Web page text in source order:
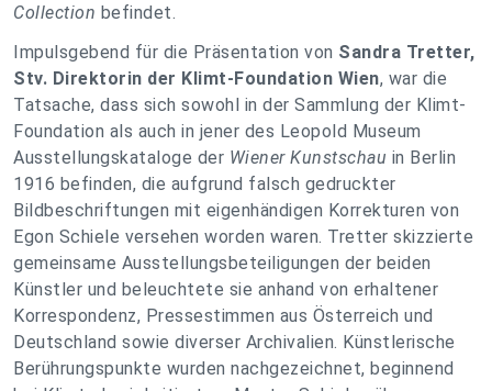
Collection befindet.
Impulsgebend für die Präsentation von Sandra Tretter,
Stv. Direktorin der Klimt-Foundation Wien, war die
Tatsache, dass sich sowohl in der Sammlung der Klimt-
Foundation als auch in jener des Leopold Museum
Ausstellungskataloge der Wiener Kunstschau in Berlin
1916 befinden, die aufgrund falsch gedruckter
Bildbeschriftungen mit eigenhändigen Korrekturen von
Egon Schiele versehen worden waren. Tretter skizzierte
gemeinsame Ausstellungsbeteiligungen der beiden
Künstler und beleuchtete sie anhand von erhaltener
Korrespondenz, Pressestimmen aus Österreich und
Deutschland sowie diverser Archivalien. Künstlerische
Berührungspunkte wurden nachgezeichnet, beginnend